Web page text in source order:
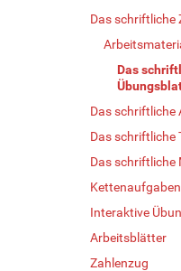
Das schriftliche
Das
Das schriftliche
Das schriftliche
Das schriftliche
Kettenaufgaben
Interaktive
Arbeitsblätter
Zahlenzug